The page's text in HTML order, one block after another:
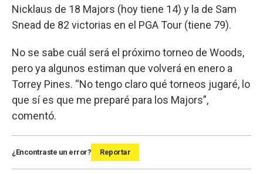
Nicklaus de 18 Majors (hoy tiene 14) y la de Sam
Snead de 82 victorias en el PGA Tour (tiene 79).
No se sabe cuál será el próximo torneo de Woods,
pero ya algunos estiman que volverá en enero a
Torrey Pines. “No tengo claro qué torneos jugaré, lo
que sí es que me preparé para los Majors”,
comentó.
¿Encontraste un error? Reportar